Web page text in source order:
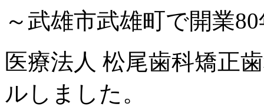
～武雄市武雄町で開業
医療法人 松尾歯科矯正
ルしました。